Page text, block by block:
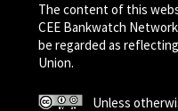
The content of this
CEE Bankwatch
be regarded as
Union.
Unless